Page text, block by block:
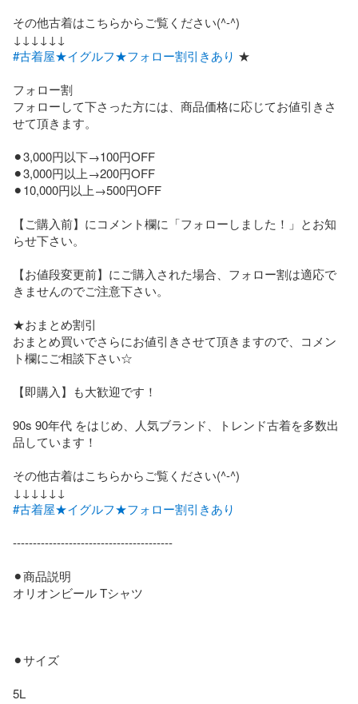
その他古着はこちらからご覧ください(^-^)
#古着屋★イグルフ★フォロー割引きあり ★
フォロー割
フォローして下さった方には、商品価格に応じてお値引きさ
せて頂きます。
⚫︎3,000円以下→100円OFF
⚫︎3,000円以上→200円OFF
⚫︎10,000円以上→500円OFF
【ご購入前】にコメント欄に「フォローしました！」とお知
らせ下さい。
【お値段変更前】にご購入された場合、フォロー割は適応で
きませんのでご注意下さい。
★おまとめ割引
おまとめ買いでさらにお値引きさせて頂きますので、コメン
ト欄にご相談下さい☆
【即購入】も大歓迎です！
90s 90年代 をはじめ、人気ブランド、トレンド古着を多数出
品しています！
その他古着はこちらからご覧ください(^-^)
#古着屋★イグルフ★フォロー割引きあり
----------------------------------------
⚫︎商品説明
オリオンビール Tシャツ
⚫︎サイズ
5L